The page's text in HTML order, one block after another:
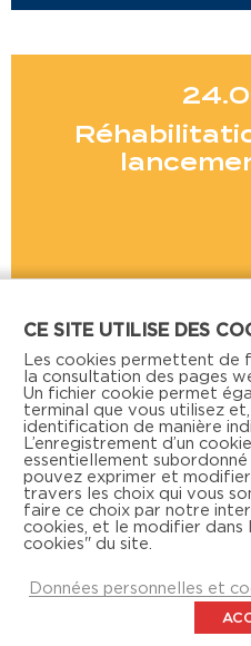
Voir
Retrouvez-nous aussi
MENTIONS LÉGALES
CE SITE UTILISE DES
Les cookies permettent
la consultation des pages
Un fichier cookie permet
terminal que vous utilisez
identification de manière
L’enregistrement d’un
essentiellement
pouvez exprimer et
travers les choix qui vous
faire ce choix par notre
cookies, et le modifier dans
cookies" du site.
Données personnelles et